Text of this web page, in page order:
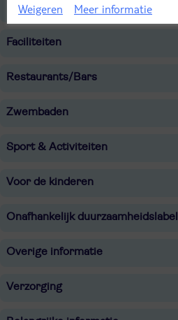
Ligging
Faciliteiten
Restaurants/Bars
Zwembaden
Sport & Activiteiten
Voor de kinderen
Onafhankelijk duurzaamheidslabel
Overige informatie
Verzorging
Weigeren Meer informatie